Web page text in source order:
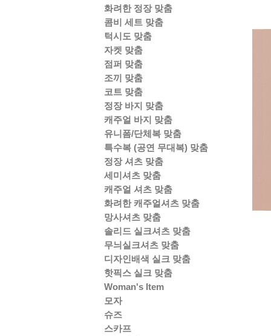
화려한 정장 맞춤
콤비 세트 맞춤
턱시도 맞춤
자켓 맞춤
점퍼 맞춤
조끼 맞춤
코트 맞춤
정장 바지 맞춤
캐주얼 바지 맞춤
유니폼/단체복 맞춤
특수복 (공연 무대복) 맞춤
정장 셔츠 맞춤
세미셔츠 맞춤
캐주얼 셔츠 맞춤
화려한 캐주얼셔츠 맞춤
망사셔츠 맞춤
솔리드 실크셔츠 맞춤
무늬실크셔츠 맞춤
디자인배색 실크 맞춤
핫픽스 실크 맞춤
Woman's Item
모자
슈즈
스카프